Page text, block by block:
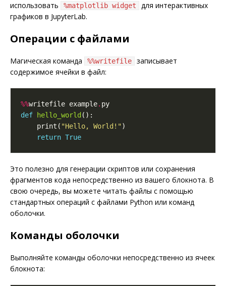
использовать
%matplotlib widget
для интерактивных
графиков в JupyterLab.
Операции с файлами
Магическая команда %%writefile
записывает
содержимое ячейки в файл:
%%writefile example.
def
hello_world
    print(
"Hello, World!"
return True
Это полезно для генерации скриптов или сохранения
фрагментов кода непосредственно из вашего блокнота. В
свою очередь, вы можете читать файлы с помощью
стандартных операций с файлами Python или команд
оболочки.
Команды оболочки
Выполняйте команды оболочки непосредственно из ячеек
блокнота: